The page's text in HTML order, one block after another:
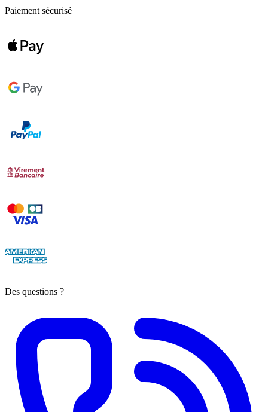
Paiement sécurisé
Des questions ?